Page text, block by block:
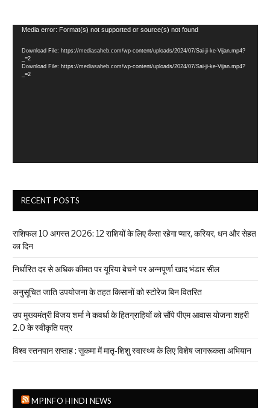
Video
Media error: Format(s) not supported or source(s) not found
Download File: https://mediasaheb.com/wp-content/uploads/2024/07/Sai-ji-ke-Vijan.mp4?
_=2
Download File: https://mediasaheb.com/wp-content/uploads/2024/07/Sai-ji-ke-Vijan.mp4?
_=2
RECENT POSTS
राशिफल 10 अगस्त 2026: 12 राशियों के लिए कैसा रहेगा प्यार, करियर, धन और सेहत
का दिन
निर्धारित दर से अधिक कीमत पर यूरिया बेचने पर अन्नपूर्णा खाद भंडार सील
अनुसूचित जाति उपयोजना के तहत किसानों को स्टोरेज बिन वितरित
उप मुख्यमंत्री विजय शर्मा ने कवर्धा के हितग्राहियों को सौंपे पीएम आवास योजना शहरी
2.0 के स्वीकृति पत्र
विश्व स्तनपान सप्ताह : सुकमा में मातृ-शिशु स्वास्थ्य के लिए विशेष जागरूकता अभियान
MPINFO HINDI NEWS